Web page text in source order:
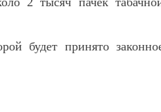
будет принято